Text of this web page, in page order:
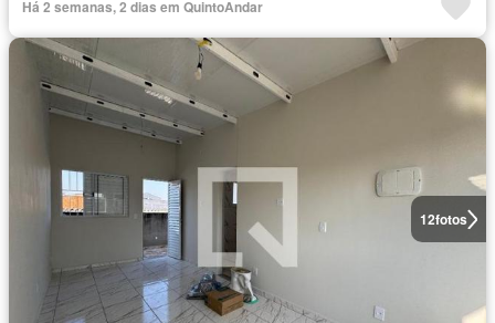
Há 2 semanas, 2 dias em QuintoAndar
12fotos